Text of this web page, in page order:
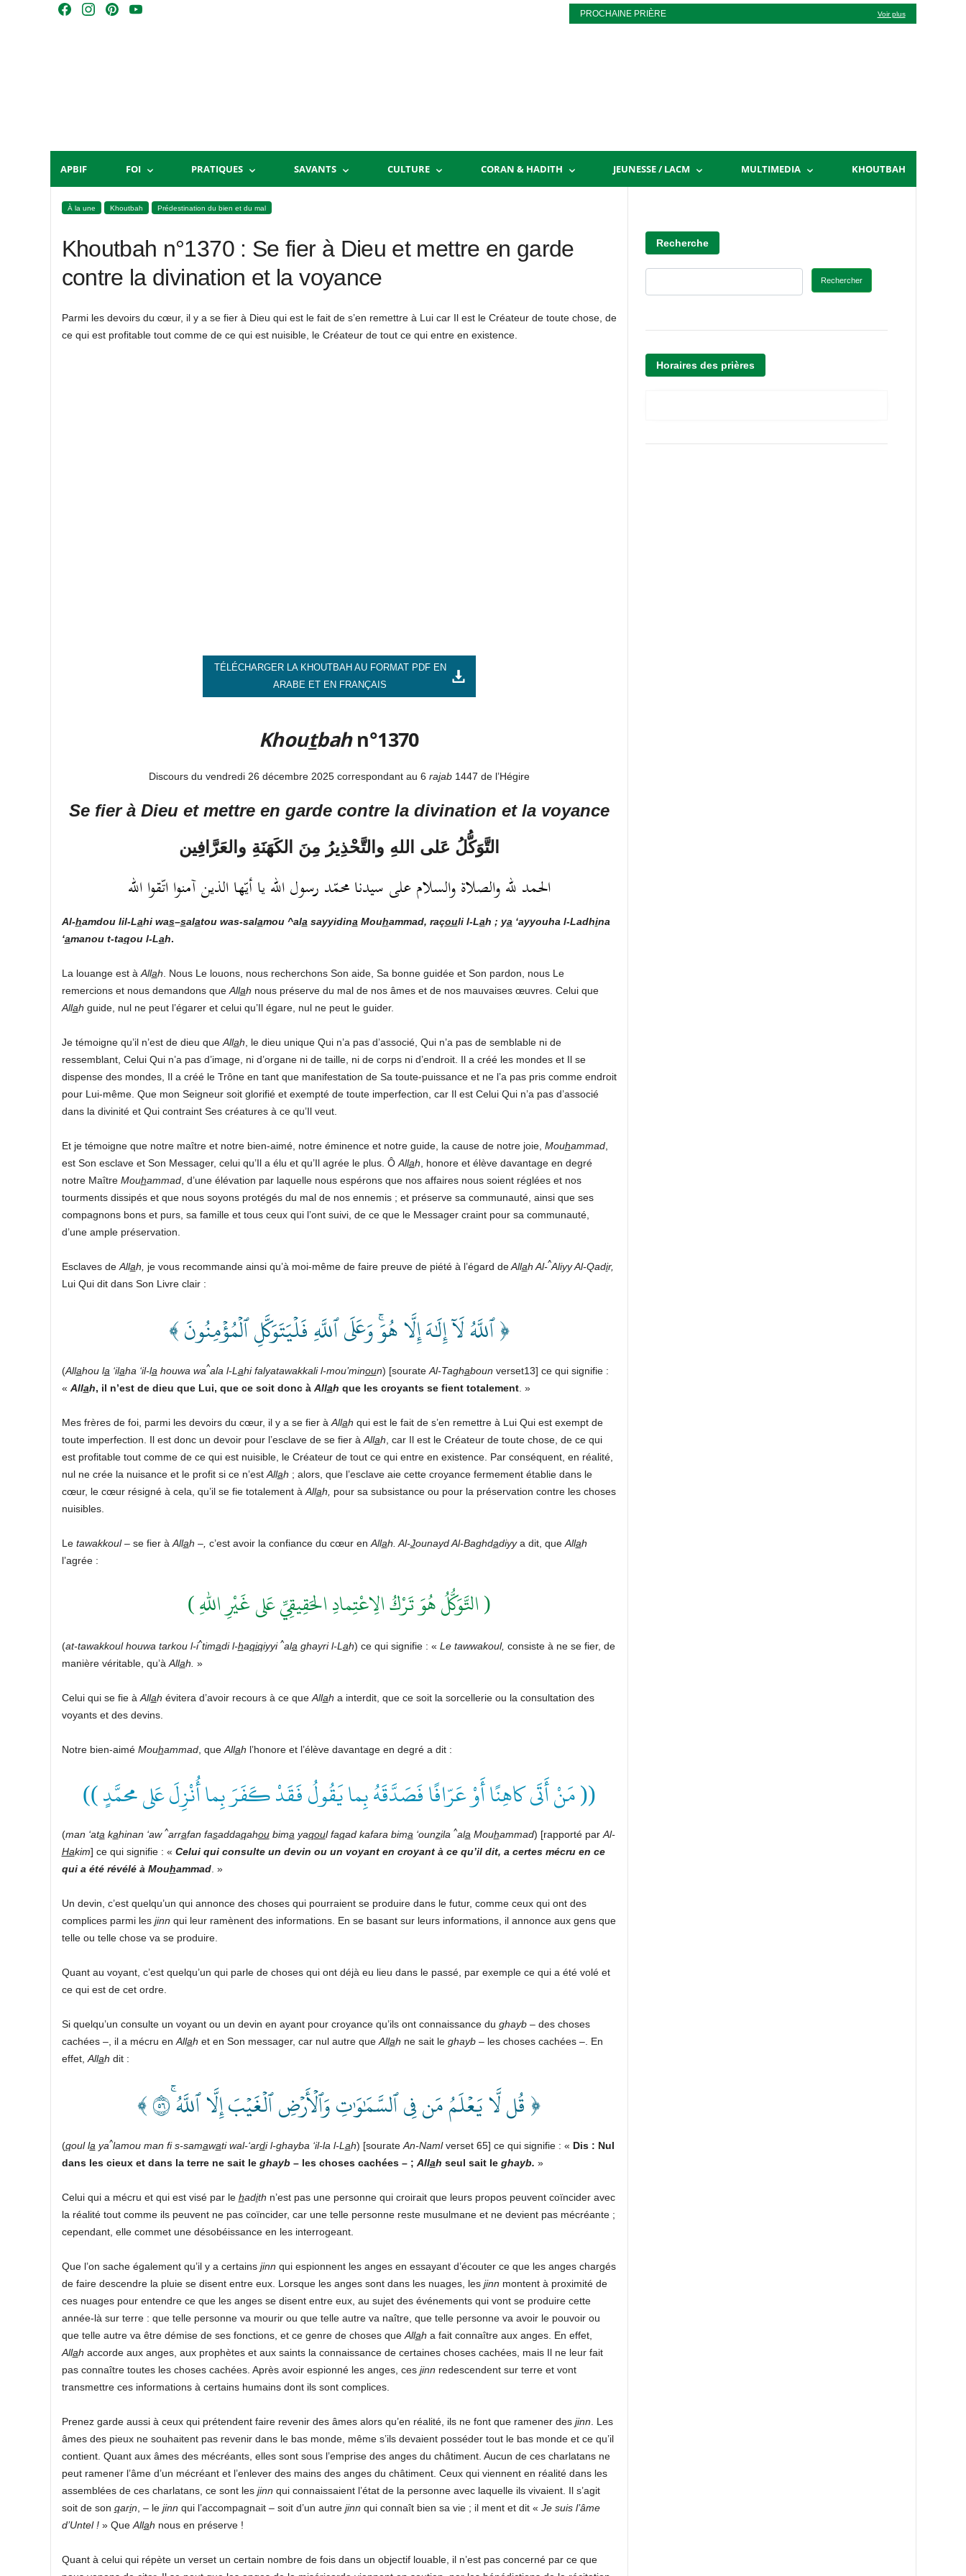
Skip
m
t
Y
PROCHAINE PRIÈRE Voir plus
APBIF FOI PRATIQUES SAVANTS CULTURE CORAN & HADITH JEUNESSE / LACM MULTIMEDIA KHOUTBAH
À la une Khoutbah Prédestination du bien et du mal
Khoutbah n°1370 : Se fier à Dieu et mettre en garde
contre la divination et la voyance
Parmi les devoirs du cœur, il y a se fier à Dieu qui est le fait de s’en remettre à Lui car Il est le Créateur de toute chose, de
ce qui est profitable tout comme de ce qui est nuisible, le Créateur de tout ce qui entre en existence.
TÉLÉCHARGER LA KHOUTBAH AU FORMAT PDF EN
ARABE ET EN FRANÇAIS
Khoutbahn°1370
Discours du vendredi 26 décembre 2025 correspondant au 6 rajab 1447 de l’Hégire
Se fier à Dieu et mettre en garde contre la divination et la voyance
التَّوَكُّلُ عَلى اللهِ والتَّحْذِيرُ مِنَ الكَهَنَةِ والعَرَّافِين
الحمد لله والصلاة والسلام على سيدنا محمّد رسول الله يا أيّها الذين آمنوا اتّقوا الله
Al-hamdou lil-Lahi was–salatou was-salamou ^ala sayyidina Mouhammad, raçouli l-Lah ; ya ‘ayyouha l-Ladhina
‘amanou t-taqou l-Lah.
La louange est à Allah . Nous Le louons, nous recherchons Son aide, Sa bonne guidée et Son pardon, nous Le
remercions et nous demandons que Allah nous préserve du mal de nos âmes et de nos mauvaises œuvres. Celui que
Allah guide, nul ne peut l’égarer et celui qu’Il égare, nul ne peut le guider.
Je témoigne qu’il n’est de dieu que Allah , le dieu unique Qui n’a pas d’associé, Qui n’a pas de semblable ni de
ressemblant, Celui Qui n’a pas d’image, ni d’organe ni de taille, ni de corps ni d’endroit. Il a créé les mondes et Il se
dispense des mondes, Il a créé le Trône en tant que manifestation de Sa toute-puissance et ne l’a pas pris comme endroit
pour Lui-même. Que mon Seigneur soit glorifié et exempté de toute imperfection, car Il est Celui Qui n’a pas d’associé
dans la divinité et Qui contraint Ses créatures à ce qu’Il veut.
Et je témoigne que notre maître et notre bien-aimé, notre éminence et notre guide, la cause de notre joie, Mouhammad,
est Son esclave et Son Messager, celui qu’Il a élu et qu’Il agrée le plus. Ô Allah , honore et élève davantage en degré
notre Maître Mouhammad, d’une élévation par laquelle nous espérons que nos affaires nous soient réglées et nos
tourments dissipés et que nous soyons protégés du mal de nos ennemis ; et préserve sa communauté, ainsi que ses
compagnons bons et purs, sa famille et tous ceux qui l’ont suivi, de ce que le Messager craint pour sa communauté,
d’une ample préservation.
Esclaves de Allah, je vous recommande ainsi qu’à moi-même de faire preuve de piété à l’égard deAllah Al-^Aliyy Al-Qadir,
Lui Qui dit dans Son Livre clair :
﴿ ٱللَّهُ لَآ إِلَٰهَ إِلَّا هُوَۚ وَعَلَى ٱللَّهِ فَلۡيَتَوَكَّلِ ٱلۡمُؤۡمِنُونَ ﴾
(Allahou la ‘ilaha ‘il-la houwa wa^ala l-L ahi falyatawakkali l-mou’minoun) [sourate Al-Taghaboun verset13] ce qui signifie :
« Allah, il n’est de dieu que Lui, que ce soit donc à Allah que les croyants se fient totalement. »
Mes frères de foi, parmi les devoirs du cœur, il y a se fier à Allah qui est le fait de s’en remettre à Lui Qui est exempt de
toute imperfection. Il est donc un devoir pour l’esclave de se fier à Allah , car Il est le Créateur de toute chose, de ce qui
est profitable tout comme de ce qui est nuisible, le Créateur de tout ce qui entre en existence. Par conséquent, en réalité,
nul ne crée la nuisance et le profit si ce n’est Allah ; alors, que l’esclave aie cette croyance fermement établie dans le
cœur, le cœur résigné à cela, qu’il se fie totalement à Allah, pour sa subsistance ou pour la préservation contre les choses
nuisibles.
Le tawakkoul– se fier à Allah –, c’est avoir la confiance du cœur en Allah. Al-Jounayd Al-Baghdadiyya dit, que Allah
l’agrée :
( التَّوَكُّلُ هُوَ تَرْكُ الِاعْتِمادِ الحَقِيقِيِّ عَلى غَيْرِ اللهِ )
(at-tawakkoul houwa tarkou l-i^timadi l-haqiqiyyi ^alaghayri l-Lah) ce qui signifie : « Le tawwakoul, consiste à ne se fier, de
manière véritable, qu’àAllah. »
Celui qui se fie àAllah évitera d’avoir recours à ce queAllah a interdit, que ce soit la sorcellerie ou la consultation des
voyants et des devins.
Notre bien-aimé Mouhammad, queAllah l’honore et l’élève davantage en degré a dit :
(( مَنْ أَتَى كاهِنًا أَوْ عَرّافًا فَصَدَّقَهُ بِما يَقُولُ فَقَدْ كَفَرَ بِما أُنْزِلَ عَلى محمَّدٍ ))
(man ‘atakahinan ‘aw ^arrafan fasaddaqahoubimayaqoul faqad kafara bima‘ounzila ^alaMouhammad) [rapporté parAl-
Hakim] ce qui signifie : « Celui qui consulte un devin ou un voyant en croyant à ce qu’il dit, a certes mécru en ce
qui a été révélé à Mouhammad. »
Un devin, c’est quelqu’un qui annonce des choses qui pourraient se produire dans le futur, comme ceux qui ont des
complices parmi les jinn qui leur ramènent des informations. En se basant sur leurs informations, il annonce aux gens que
telle ou telle chose va se produire.
Quant au voyant, c’est quelqu’un qui parle de choses qui ont déjà eu lieu dans le passé, par exemple ce qui a été volé et
ce qui est de cet ordre.
Si quelqu’un consulte un voyant ou un devin en ayant pour croyance qu’ils ont connaissance du ghayb– des choses
cachées –, il a mécru enAllah et en Son messager, car nul autre queAllah ne sait le ghayb– les choses cachées –. En
effet,Allah dit :
﴿ قُل لَّا يَعۡلَمُ مَن فِي ٱلسَّمَٰوَٰتِ وَٱلۡأَرۡضِ ٱلۡغَيۡبَ إِلَّا ٱللَّهُ ۚ٦٥ ﴾
(qoul laya^lamou man fi s-samawati wal-‘ardi l-ghayba ‘il-la l-Lah) [sourateAn-Namlverset 65] ce qui signifie : « Dis : Nul
dans les cieux et dans la terre ne sait le ghayb– les choses cachées – ; Allah seul sait le ghayb. »
Celui qui a mécru et qui est visé par le hadith n’est pas une personne qui croirait que leurs propos peuvent coïncider avec
la réalité tout comme ils peuvent ne pas coïncider, car une telle personne reste musulmane et ne devient pas mécréante ;
cependant, elle commet une désobéissance en les interrogeant.
Que l’on sache également qu’il y a certains jinn qui espionnent les anges en essayant d’écouter ce que les anges chargés
de faire descendre la pluie se disent entre eux. Lorsque les anges sont dans les nuages, les jinn montent à proximité de
ces nuages pour entendre ce que les anges se disent entre eux, au sujet des événements qui vont se produire cette
année-là sur terre : que telle personne va mourir ou que telle autre va naître, que telle personne va avoir le pouvoir ou
que telle autre va être démise de ses fonctions, et ce genre de choses queAllah a fait connaître aux anges. En effet,
Allah accorde aux anges, aux prophètes et aux saints la connaissance de certaines choses cachées, mais Il ne leur fait
pas connaître toutes les choses cachées. Après avoir espionné les anges, ces jinn redescendent sur terre et vont
transmettre ces informations à certains humains dont ils sont complices.
Prenez garde aussi à ceux qui prétendent faire revenir des âmes alors qu’en réalité, ils ne font que ramener des jinn. Les
âmes des pieux ne souhaitent pas revenir dans le bas monde, même s’ils devaient posséder tout le bas monde et ce qu’il
contient. Quant aux âmes des mécréants, elles sont sous l’emprise des anges du châtiment. Aucun de ces charlatans ne
peut ramener l’âme d’un mécréant et l’enlever des mains des anges du châtiment. Ceux qui viennent en réalité dans les
assemblées de ces charlatans, ce sont les jinn qui connaissaient l’état de la personne avec laquelle ils vivaient. Il s’agit
soit de son qarin, – le jinn qui l’accompagnait – soit d’un autre jinn qui connaît bien sa vie ; il ment et dit « Je suis l’âme
d’Untel !» QueAllah nous en préserve !
Quant à celui qui répète un verset un certain nombre de fois dans un objectif louable, il n’est pas concerné par ce que
Recherche
Rechercher
Horaires des prières